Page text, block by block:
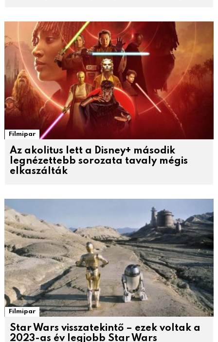
Filmipar
Az akolitus lett a Disney+ második
legnézettebb sorozata tavaly mégis
elkaszálták
Filmipar
Star Wars visszatekintő – ezek voltak a
2023-as év legjobb Star Wars